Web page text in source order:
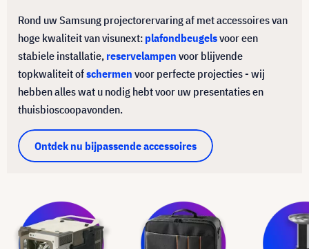
Rond uw Samsung projectorervaring af met accessoires van
hoge kwaliteit van visunext: plafondbeugelsvoor een
stabiele installatie, reservelampen voor blijvende
topkwaliteit ofschermen voor perfecte projecties - wij
hebben alles wat u nodig hebt voor uw presentaties en
thuisbioscoopavonden.
Ontdek nu bijpassende accessoires